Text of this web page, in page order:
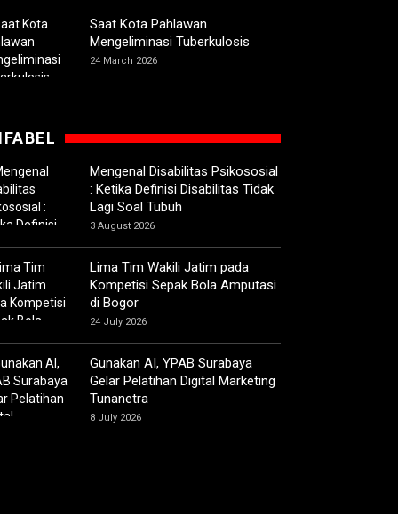
Saat Kota Pahlawan
Mengeliminasi Tuberkulosis
24 March 2026
Mengenal Disabilitas Psikososial
: Ketika Definisi Disabilitas Tidak
Lagi Soal Tubuh
3 August 2026
Lima Tim Wakili Jatim pada
Kompetisi Sepak Bola Amputasi
di Bogor
24 July 2026
Gunakan AI, YPAB Surabaya
Gelar Pelatihan Digital Marketing
Tunanetra
8 July 2026